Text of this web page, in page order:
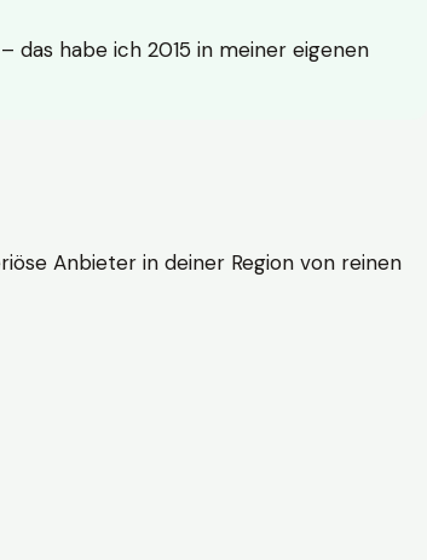
das habe ich 2015 in meiner eigenen
Anbieter in deiner Region von reinen